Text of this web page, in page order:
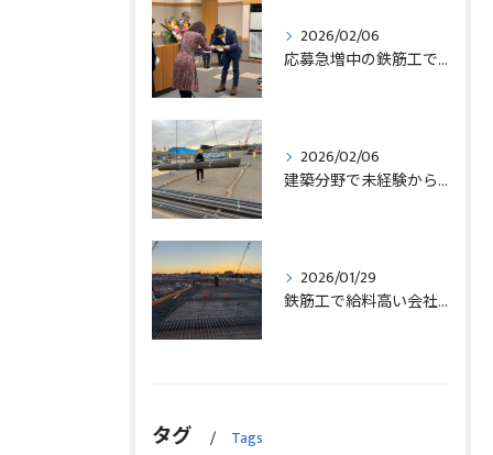
2026/02/06
応募急増中の鉄筋工で高給を目指す方法徹底解説埼玉県三郷市版
2026/02/06
建築分野で未経験から始める求人探しと三郷市で正社員就職の秘訣
2026/01/29
鉄筋工で給料高い会社に転職したリアルなインタビュー事例を埼玉県三郷市で解説
タグ Tags